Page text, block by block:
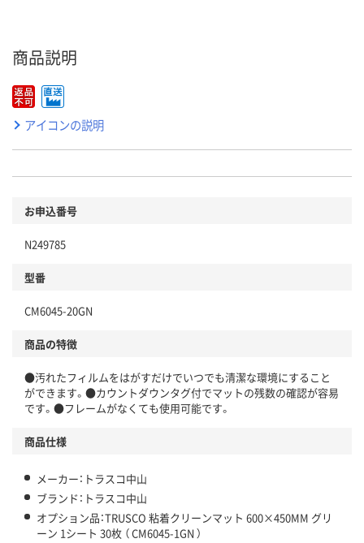
商品説明
アイコンの説明
お申込番号
N249785
型番
CM6045-20GN
商品の特徴
●汚れたフィルムをはがすだけでいつでも清潔な環境にすること
ができます。●カウントダウンタグ付でマットの残数の確認が容易
です。●フレームがなくても使用可能です。
商品仕様
メーカー：トラスコ中山
ブランド：トラスコ中山
オプション品：TRUSCO 粘着クリーンマット 600×450MM グリ
ーン 1シート 30枚 （ CM6045-1GN ）